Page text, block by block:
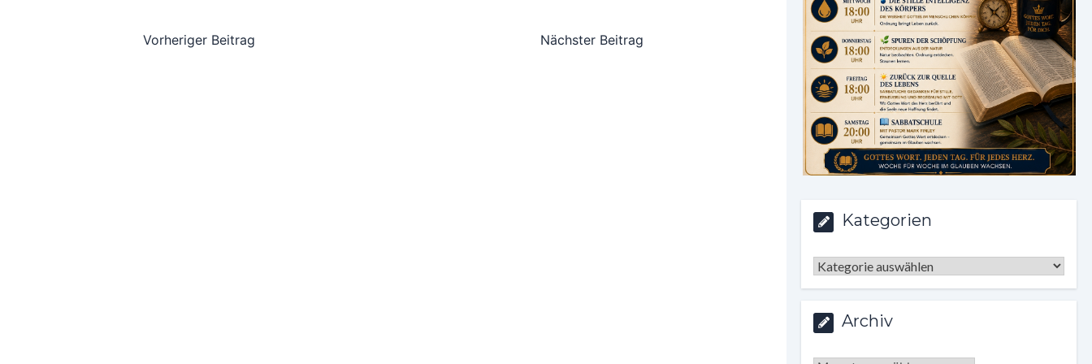
Vorheriger Beitrag Nächster Beitrag
Kategorien
Kategorien
Archiv